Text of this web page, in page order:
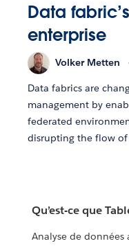
Data
enterprise
Volker Metten
Data fabrics are
management by
federated
disrupting the flow of
Qu’est-ce que
Analyse de données